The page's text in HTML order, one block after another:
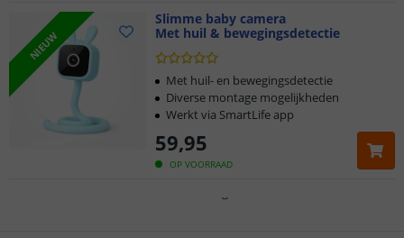
NIEUW
Slimme baby camera
Met huil & bewegingsdetectie
OP VOORRAAD
59,95
Met huil- en bewegingsdetectie
Diverse montage mogelijkheden
Werkt via SmartLife app
Klantbeoordeling 9.1
Voor 23:45 uur besteld, morgen in huis
2 jaar garantie
Gratis verzending vanaf € 20,-
Klantbeoordeling 9.1